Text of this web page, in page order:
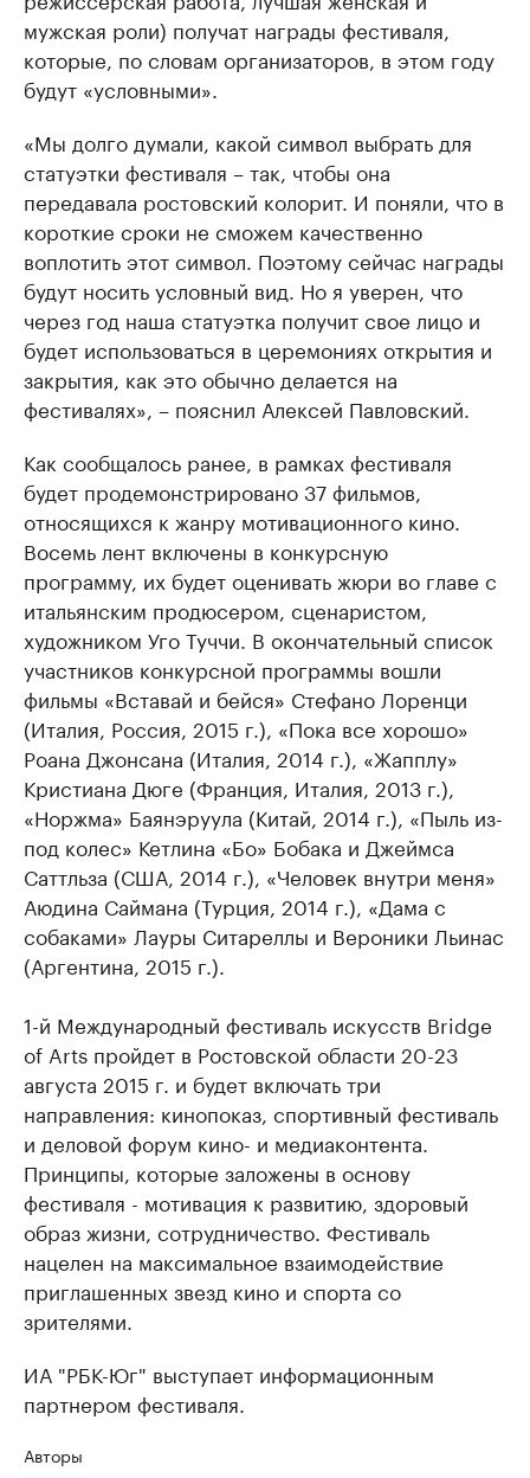
мужская роли) получат награды фестиваля,
которые, по словам организаторов, в этом году
будут «условными».
«Мы долго думали, какой символ выбрать для
статуэтки фестиваля – так, чтобы она
передавала ростовский колорит. И поняли, что в
короткие сроки не сможем качественно
воплотить этот символ. Поэтому сейчас награды
будут носить условный вид. Но я уверен, что
через год наша статуэтка получит свое лицо и
будет использоваться в церемониях открытия и
закрытия, как это обычно делается на
фестивалях», – пояснил Алексей Павловский.
Как сообщалось ранее, в рамках фестиваля
будет продемонстрировано 37 фильмов,
относящихся к жанру мотивационного кино.
Восемь лент включены в конкурсную
программу, их будет оценивать жюри во главе с
итальянским продюсером, сценаристом,
художником Уго Туччи. В окончательный список
участников конкурсной программы вошли
фильмы «Вставай и бейся» Стефано Лоренци
(Италия, Россия, 2015 г.), «Пока все хорошо»
Роана Джонсана (Италия, 2014 г.), «Жапплу»
Кристиана Дюге (Франция, Италия, 2013 г.),
«Норжма» Баянэруула (Китай, 2014 г.), «Пыль из-
под колес» Кетлина «Бо» Бобака и Джеймса
Саттльза (США, 2014 г.), «Человек внутри меня»
Аюдина Саймана (Турция, 2014 г.), «Дама с
собаками» Лауры Ситареллы и Вероники Льинас
(Аргентина, 2015 г.).
1-й Международный фестиваль искусств Bridge
of Arts пройдет в Ростовской области 20-23
августа 2015 г. и будет включать три
направления: кинопоказ, спортивный фестиваль
и деловой форум кино- и медиаконтента.
Принципы, которые заложены в основу
фестиваля - мотивация к развитию, здоровый
образ жизни, сотрудничество. Фестиваль
нацелен на максимальное взаимодействие
приглашенных звезд кино и спорта со
зрителями.
ИА "РБК-Юг" выступает информационным
партнером фестиваля.
Авторы